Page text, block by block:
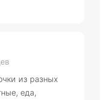
из разных
еда,